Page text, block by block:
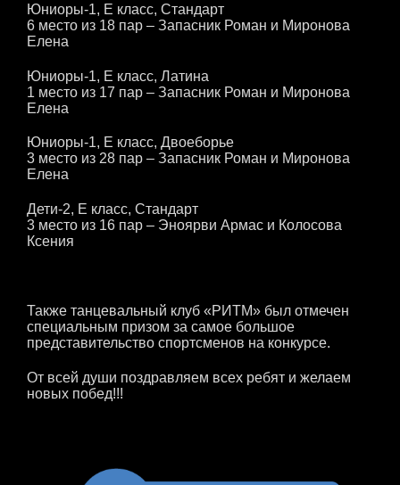
Юниоры-1, Е класс, Стандарт
6 место из 18 пар – Запасник Роман и Миронова
Елена
Юниоры-1, Е класс, Латина
1 место из 17 пар – Запасник Роман и Миронова
Елена
Юниоры-1, Е класс, Двоеборье
3 место из 28 пар – Запасник Роман и Миронова
Елена
Дети-2, Е класс, Стандарт
3 место из 16 пар – Эноярви Армас и Колосова
Ксения
Также танцевальный клуб «РИТМ» был отмечен
специальным призом за самое большое
представительство спортсменов на конкурсе.
От всей души поздравляем всех ребят и желаем
новых побед!!!